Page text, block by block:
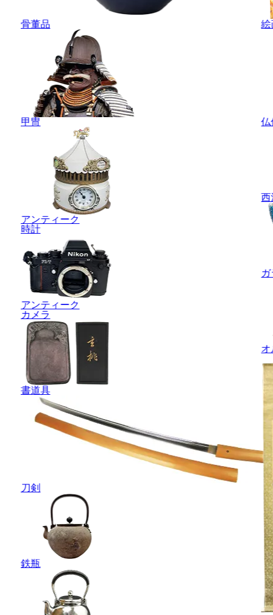
骨董品
甲冑
アンティーク
時計
アンティーク
カメラ
書道具
刀剣
鉄瓶
絵
仏
西
オ